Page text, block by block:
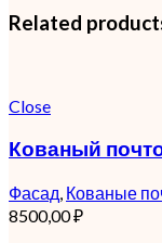
Related
Close
Кованый
Фасад, Кованые
8500,00₽